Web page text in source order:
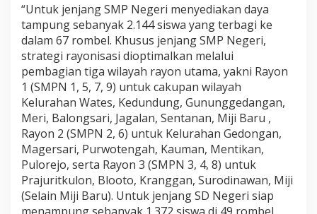
“Untuk jenjang SMP Negeri menyediakan daya
tampung sebanyak 2.144 siswa yang terbagi ke
dalam 67 rombel. Khusus jenjang SMP Negeri,
strategi rayonisasi dioptimalkan melalui
pembagian tiga wilayah rayon utama, yakni Rayon
1 (SMPN 1, 5, 7, 9) untuk cakupan wilayah
Kelurahan Wates, Kedundung, Gununggedangan,
Meri, Balongsari, Jagalan, Sentanan, Miji Baru ,
Rayon 2 (SMPN 2, 6) untuk Kelurahan Gedongan,
Magersari, Purwotengah, Kauman, Mentikan,
Pulorejo, serta Rayon 3 (SMPN 3, 4, 8) untuk
Prajuritkulon, Blooto, Kranggan, Surodinawan, Miji
(Selain Miji Baru). Untuk jenjang SD Negeri siap
menampung sebanyak 1.372 siswa di 49 rombel.